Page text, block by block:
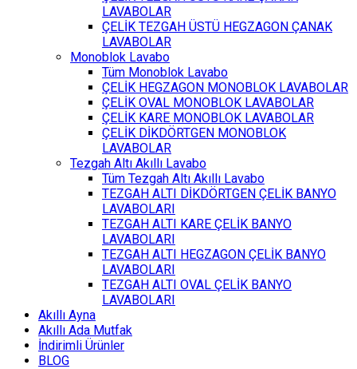
LAVABOLAR
ÇELİK TEZGAH ÜSTÜ HEGZAGON ÇANAK
LAVABOLAR
Monoblok Lavabo
Tüm Monoblok Lavabo
ÇELİK HEGZAGON MONOBLOK LAVABOLAR
ÇELİK OVAL MONOBLOK LAVABOLAR
ÇELİK KARE MONOBLOK LAVABOLAR
ÇELİK DİKDÖRTGEN MONOBLOK
LAVABOLAR
Tezgah Altı Akıllı Lavabo
Tüm Tezgah Altı Akıllı Lavabo
TEZGAH ALTI DİKDÖRTGEN ÇELİK BANYO
LAVABOLARI
TEZGAH ALTI KARE ÇELİK BANYO
LAVABOLARI
TEZGAH ALTI HEGZAGON ÇELİK BANYO
LAVABOLARI
TEZGAH ALTI OVAL ÇELİK BANYO
LAVABOLARI
Akıllı Ayna
Akıllı Ada Mutfak
İndirimli Ürünler
BLOG